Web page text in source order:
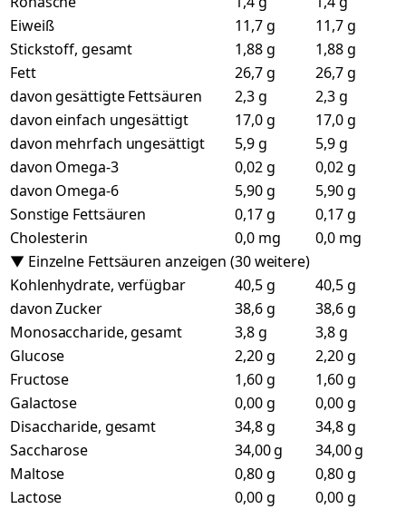
Eiweiß
11,7 g
11,7 g
Stickstoff, gesamt
1,88 g
1,88 g
Fett
26,7 g
26,7 g
davon gesättigte Fettsäuren
2,3 g
2,3 g
davon einfach ungesättigt
17,0 g
17,0 g
davon mehrfach ungesättigt
5,9 g
5,9 g
davon Omega-3
0,02 g
0,02 g
davon Omega-6
5,90 g
5,90 g
Sonstige Fettsäuren
0,17 g
0,17 g
Cholesterin
0,0 mg
0,0 mg
▼ Einzelne Fettsäuren anzeigen (30 weitere)
Kohlenhydrate, verfügbar
40,5 g
40,5 g
davon Zucker
38,6 g
38,6 g
Monosaccharide, gesamt
3,8 g
3,8 g
Glucose
2,20 g
2,20 g
Fructose
1,60 g
1,60 g
Galactose
0,00 g
0,00 g
Disaccharide, gesamt
34,8 g
34,8 g
Saccharose
34,00 g
34,00 g
Maltose
0,80 g
0,80 g
Lactose
0,00 g
0,00 g